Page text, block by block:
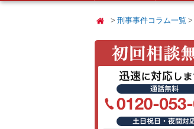
刑事事件コラム一覧